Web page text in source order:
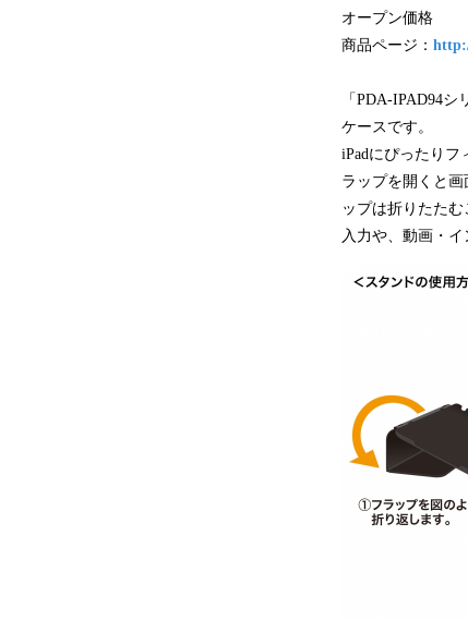
オープン価格
商品ページ：
「PDA-IPAD94
ケースです。
iPadにぴったり
ラップを開くと
ップは折りたた
入力や、動画・イ